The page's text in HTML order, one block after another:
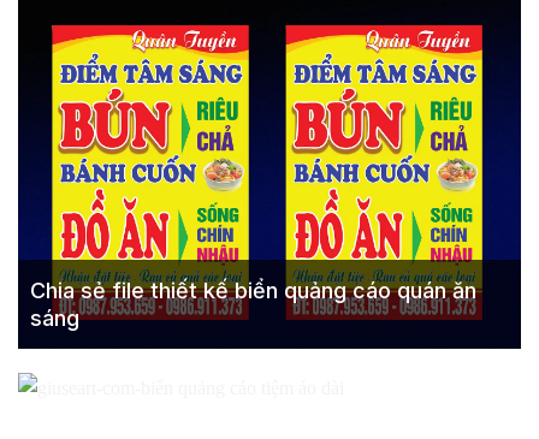
Chia sẻ file thiết kế biển quảng cáo quán ăn
sáng